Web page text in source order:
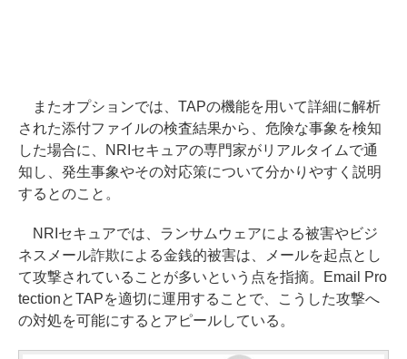
またオプションでは、TAPの機能を用いて詳細に解析
された添付ファイルの検査結果から、危険な事象を検知
した場合に、NRIセキュアの専門家がリアルタイムで通
知し、発生事象やその対応策について分かりやすく説明
するとのこと。
NRIセキュアでは、ランサムウェアによる被害やビジ
ネスメール詐欺による金銭的被害は、メールを起点とし
て攻撃されていることが多いという点を指摘。Email Pro
tectionとTAPを適切に運用することで、こうした攻撃へ
の対処を可能にするとアピールしている。